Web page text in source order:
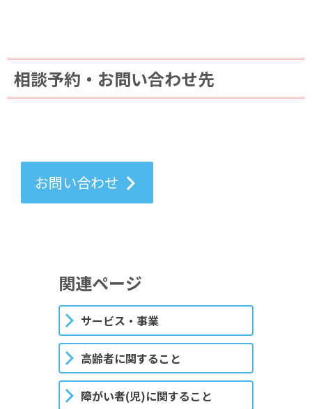
相談予約・お問い合わせ先
お問い合わせ
関連ページ
サービス・事業
高齢者に関すること
障がい者(児)に関すること